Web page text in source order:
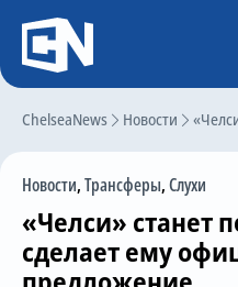
ChelseaNews Новости
Новости,Трансферы,Слухи
«Челси» станет
сделает ему
Регистрация
Главная
Чат
Трансферы